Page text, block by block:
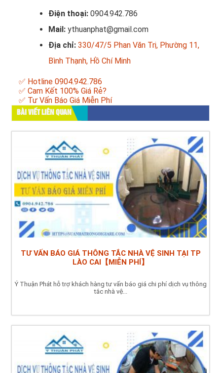
Điện thoại: 0904.942.786
Mail: ythuanphat@gmail.com
Địa chỉ: 330/47/5 Phan Văn Trị, Phường 11,
Bình Thạnh, Hồ Chí Minh
✅ Hotline 0904.942.786
✅ Cam Kết 100% Giá Rẻ?
✅ Tư Vấn Báo Giá Miễn Phí
BÀI VIẾT LIÊN QUAN
TƯ VẤN BÁO GIÁ THÔNG TẮC NHÀ VỆ SINH TẠI TP
LÀO CAI【MIỄN PHÍ】
Ý Thuận Phát hỗ trợ khách hàng tư vấn báo giá chi phí dịch vụ thông
tắc nhà vệ...